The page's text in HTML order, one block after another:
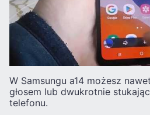
W Samsungu a14 możesz
głosem lub dwukrotnie
telefonu.